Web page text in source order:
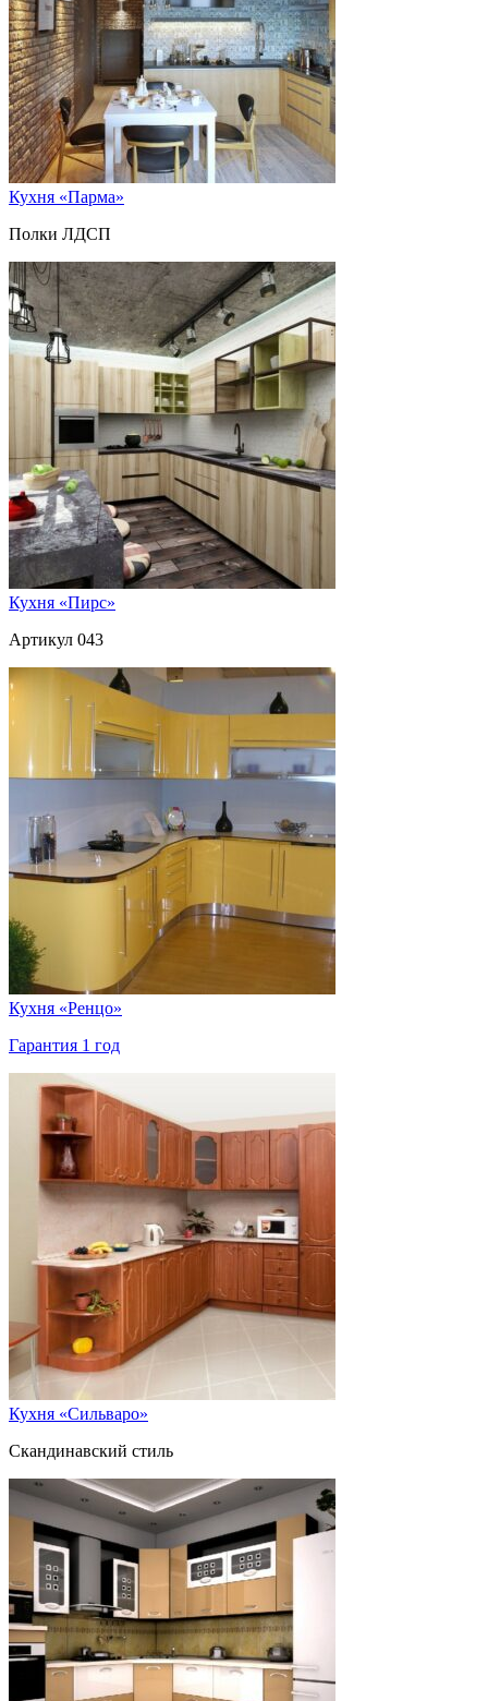
Кухня «Парма»
Полки ЛДСП
Кухня «Пирс»
Артикул 043
Кухня «Ренцо»
Гарантия 1 год
Кухня «Сильваро»
Скандинавский стиль